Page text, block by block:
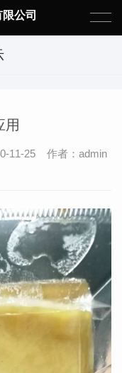
公司
用
11-25 作者：admin